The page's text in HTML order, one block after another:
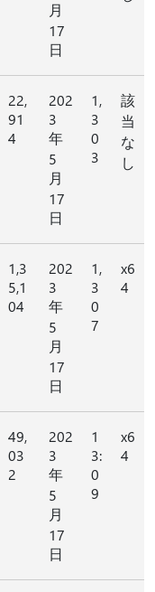
月
17
日
22,
91
4
202
3
年
5
月
17
日
1,
3
0
3
該
当
な
し
1,3
5,1
04
202
3
年
5
月
17
日
1,
3
0
7
x6
4
49,
03
2
202
3
年
5
月
17
日
1
3:
0
9
x6
4